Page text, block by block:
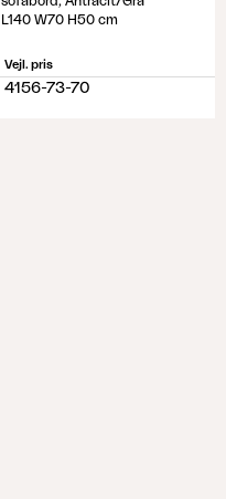
L140 W70 H50 cm
Vejl. pris
4156-73-70